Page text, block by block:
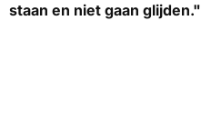
staan en niet gaan glijden."